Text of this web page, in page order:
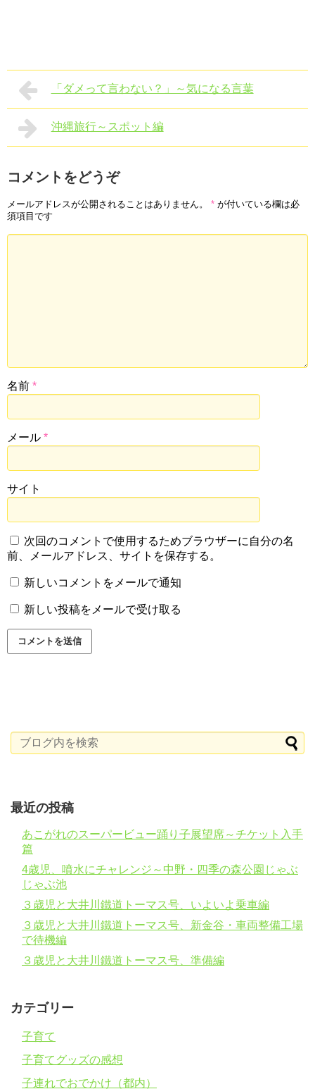
「ダメって言わない？」～気になる言葉
沖縄旅行～スポット編
コメントをどうぞ
メールアドレスが公開されることはありません。 * が付いている欄は必
須項目です
名前 *
メール *
サイト
次回のコメントで使用するためブラウザーに自分の名
前、メールアドレス、サイトを保存する。
新しいコメントをメールで通知
新しい投稿をメールで受け取る
最近の投稿
あこがれのスーパービュー踊り子展望席～チケット入手
篇
4歳児、噴水にチャレンジ～中野・四季の森公園じゃぶ
じゃぶ池
３歳児と大井川鐵道トーマス号、いよいよ乗車編
３歳児と大井川鐵道トーマス号、新金谷・車両整備工場
で待機編
３歳児と大井川鐵道トーマス号、準備編
カテゴリー
子育て
子育てグッズの感想
子連れでおでかけ（都内）